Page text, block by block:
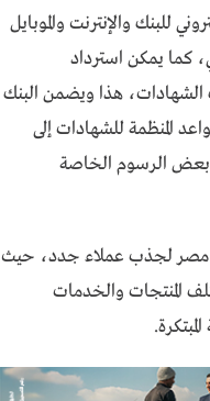
للبنك والإنترنت والموبايل
كما يمكن استرداد
الشهادات، هذا ويضمن البنك
المنظمة للشهادات إلى
الرسوم الخاصة
مصر لجذب عملاء جدد، حيث
المنتجات والخدمات
.